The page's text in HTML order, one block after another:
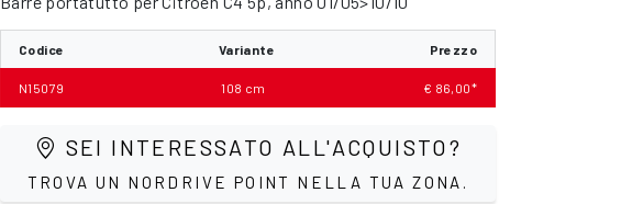
Codice Variante Prezzo
N15079 108 cm € 86,00*
SEI INTERESSATO ALL'ACQUISTO?
TROVA UN NORDRIVE POINT NELLA TUA ZONA.